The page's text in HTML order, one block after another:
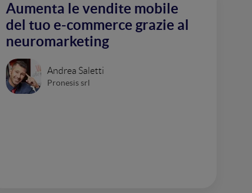
Aumenta le vendite mobile
del tuo e-commerce grazie al
neuromarketing
Andrea Saletti
Pronesis srl